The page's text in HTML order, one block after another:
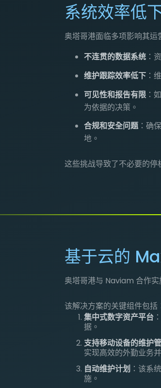
系统效率低
奥塔哥港面临多项影响其运
不连贯的数据系统 ：
维护跟踪效率低下 ：
可见性和报告有限 ：
为依据的决策。
合规和安全问题 ：确
地。
这些挑战导致了不必要的停
基于云的
奥塔哥港与 Naviam 合作实
该解决方案的关键组件包括
集中式数字资产平台
据。
支持移动设备的维护
实现高效的外勤业务
自动维护计划 ：该系
施。